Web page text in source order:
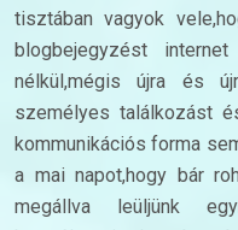
tisztában vagyok
blogbejegyzést
nélkül,mégis újra és
személyes találkozást
kommunikációs forma
a mai napot,hogy bár
megállva leüljünk